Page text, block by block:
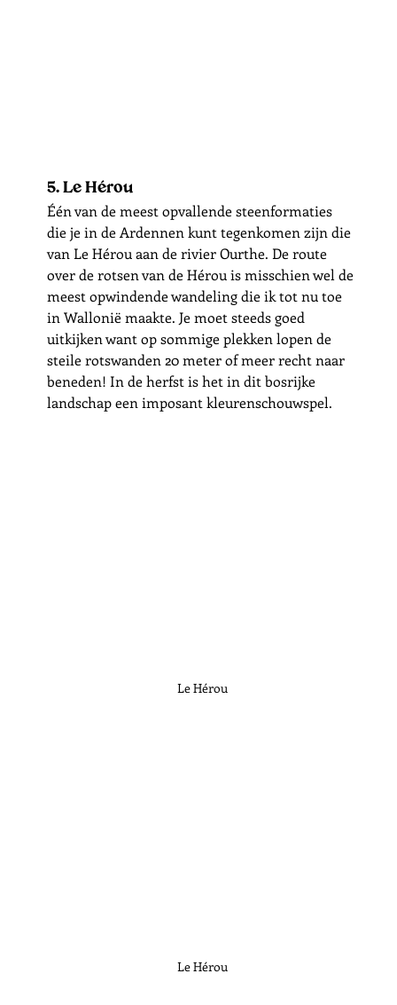
5. Le Hérou
Één van de meest opvallende steenformaties
die je in de Ardennen kunt tegenkomen zijn die
van Le Hérou aan de rivier Ourthe. De route
over de rotsen van de Hérou is misschien wel de
meest opwindende wandeling die ik tot nu toe
in Wallonië maakte. Je moet steeds goed
uitkijken want op sommige plekken lopen de
steile rotswanden 20 meter of meer recht naar
beneden! In de herfst is het in dit bosrijke
landschap een imposant kleurenschouwspel.
Le Hérou
Le Hérou